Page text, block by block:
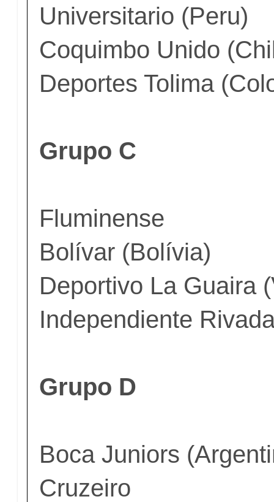
Universitario (Peru)
Coquimbo Unido
Deportes Tolima
Grupo C
Fluminense
Bolívar (Bolívia)
Deportivo La Guaira
Independiente
Grupo D
Boca Juniors
Cruzeiro